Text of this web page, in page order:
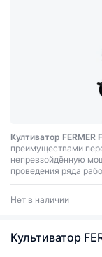
Култиватор FERMER
преимуществами
непревзойдённую
проведения ряда
Нет в наличии
Культиватор